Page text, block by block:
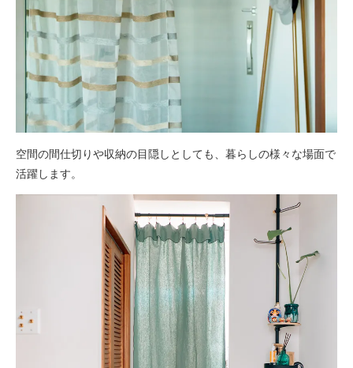
空間の間仕切りや収納の目隠しとしても、暮らしの様々な場面で
活躍します。